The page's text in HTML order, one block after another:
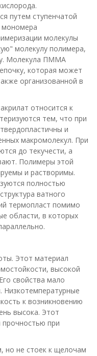
путем ступенчатой
мономера
молекулы
молекулу полимера,
Молекула ПММА
которая может
организованной в
относится к
тем, что при
и
макромолекул. При
до текучести, а
Полимеры этой
и растворимы.
полностью
ватного
термопласт помимо
области, в которых
Этот материал
высокой
свойства мало
Низкотемпературные
к возникновению
высока. Этот
при
но не стоек к щелочам